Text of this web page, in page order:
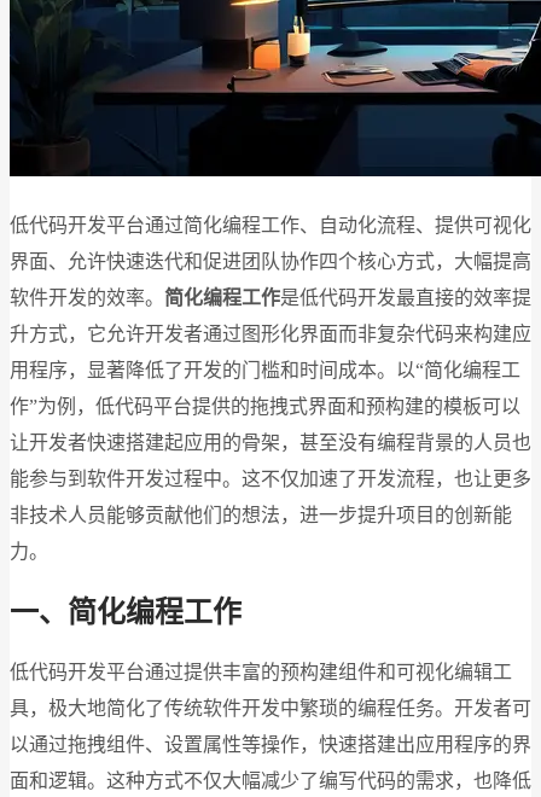
低代码开发平台通过简化编程工作、自动化流程、提供可视化
界面、允许快速迭代和促进团队协作四个核心方式，大幅提高
软件开发的效率。 简化编程工作是低代码开发最直接的效率提
升方式，它允许开发者通过图形化界面而非复杂代码来构建应
用程序，显著降低了开发的门槛和时间成本。以“简化编程工
作”为例，低代码平台提供的拖拽式界面和预构建的模板可以
让开发者快速搭建起应用的骨架，甚至没有编程背景的人员也
能参与到软件开发过程中。这不仅加速了开发流程，也让更多
非技术人员能够贡献他们的想法，进一步提升项目的创新能
力。
一、简化编程工作
低代码开发平台通过提供丰富的预构建组件和可视化编辑工
具，极大地简化了传统软件开发中繁琐的编程任务。开发者可
以通过拖拽组件、设置属性等操作，快速搭建出应用程序的界
面和逻辑。这种方式不仅大幅减少了编写代码的需求，也降低